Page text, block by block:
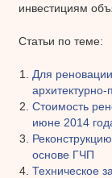
инвестициям
Статьи по теме:
Для
Стоимость
июне 2014
основе ГЧП
Техническое